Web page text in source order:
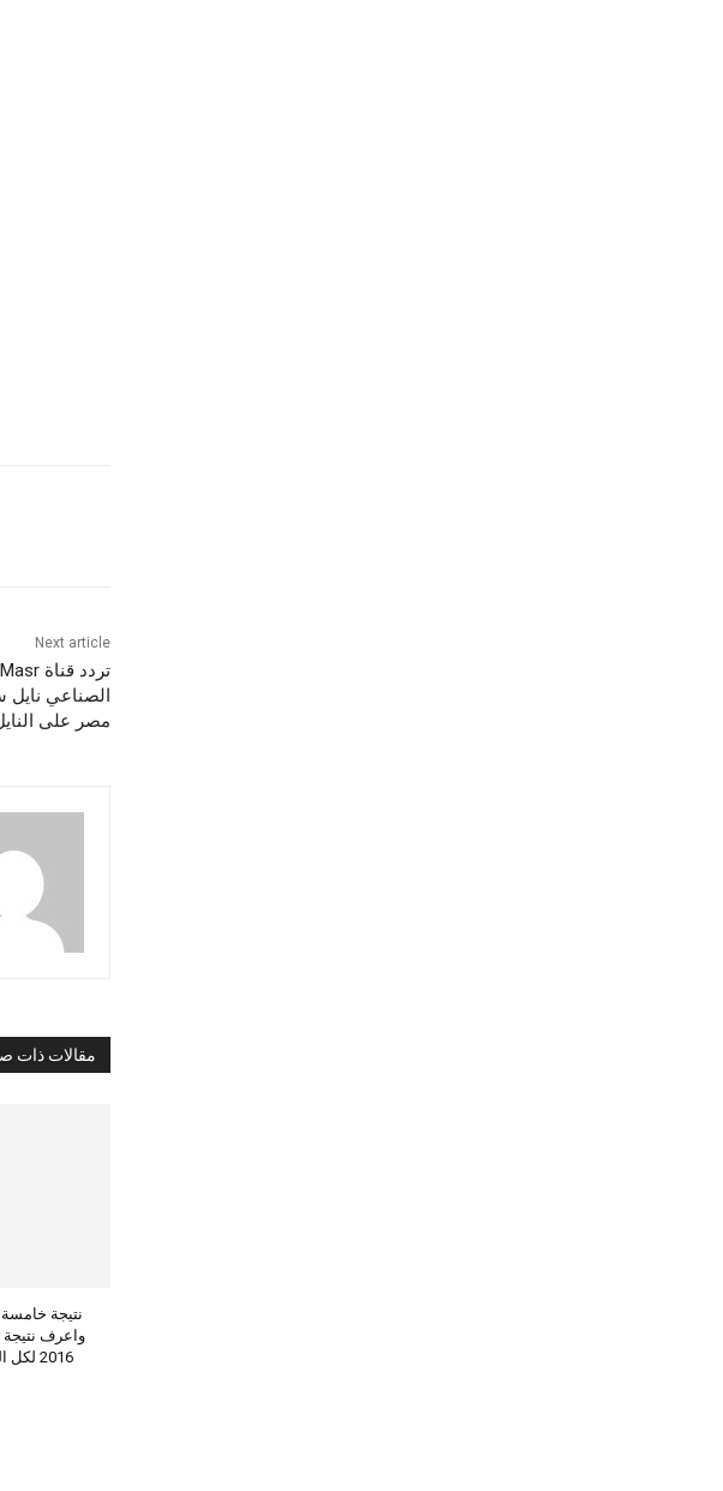
Next article
مصر على النايل
مقالات ذات
واعرف نتيجة
2016 لكل المحافظات – موجز مصر